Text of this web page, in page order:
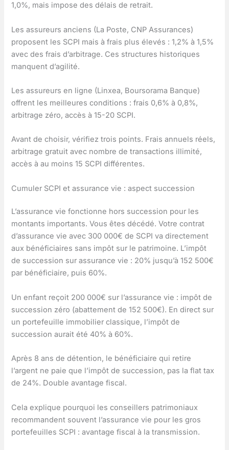
1,0%, mais impose des délais de retrait.
Les assureurs anciens (La Poste, CNP Assurances)
proposent les SCPI mais à frais plus élevés : 1,2% à 1,5%
avec des frais d’arbitrage. Ces structures historiques
manquent d’agilité.
Les assureurs en ligne (Linxea, Boursorama Banque)
offrent les meilleures conditions : frais 0,6% à 0,8%,
arbitrage zéro, accès à 15-20 SCPI.
Avant de choisir, vérifiez trois points. Frais annuels réels,
arbitrage gratuit avec nombre de transactions illimité,
accès à au moins 15 SCPI différentes.
Cumuler SCPI et assurance vie : aspect succession
L’assurance vie fonctionne hors succession pour les
montants importants. Vous êtes décédé. Votre contrat
d’assurance vie avec 300 000€ de SCPI va directement
aux bénéficiaires sans impôt sur le patrimoine. L’impôt
de succession sur assurance vie : 20% jusqu’à 152 500€
par bénéficiaire, puis 60%.
Un enfant reçoit 200 000€ sur l’assurance vie : impôt de
succession zéro (abattement de 152 500€). En direct sur
un portefeuille immobilier classique, l’impôt de
succession aurait été 40% à 60%.
Après 8 ans de détention, le bénéficiaire qui retire
l’argent ne paie que l’impôt de succession, pas la flat tax
de 24%. Double avantage fiscal.
Cela explique pourquoi les conseillers patrimoniaux
recommandent souvent l’assurance vie pour les gros
portefeuilles SCPI : avantage fiscal à la transmission.